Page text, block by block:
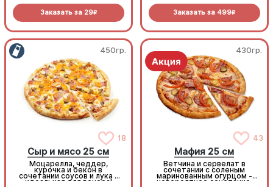
Заказать за 29R Заказать за 499R
450гр.
18
Сыр и мясо 25 см
Моцарелла, чеддер,
курочка и бекон в
сочетании соусов и лука -
идеальная для вечера!
430гр.
43
Мафия 25 см
Ветчина и сервелат в
сочетании с соленым
маринованным огурцом -
невероятное сочетание,